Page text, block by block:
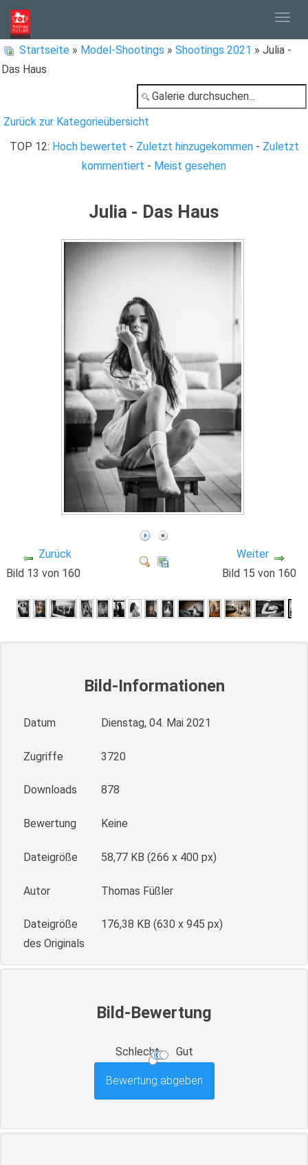
Startseite » Model-Shootings » Shootings 2021 » Julia -
Das Haus
Zurück zur Kategorieübersicht
TOP 12: Hoch bewertet - Zuletzt hinzugekommen- Zuletzt
kommentiert - Meist gesehen
Julia - Das Haus
Zurück
Bild 13 von 160
Weiter
Bild 15 von 160
Bild-Informationen
Datum Dienstag, 04. Mai 2021
Zugriffe 3720
Downloads 878
Bewertung Keine
Dateigröße 58,77 KB (266 x 400 px)
Autor Thomas Füßler
Dateigröße
des Originals
176,38 KB (630 x 945 px)
Bild-Bewertung
Schlecht Gut